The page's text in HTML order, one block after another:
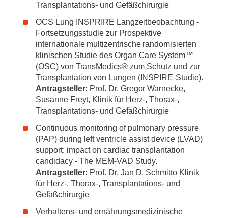
Transplantations- und Gefäßchirurgie
OCS Lung INSPRIRE Langzeitbeobachtung -
Fortsetzungsstudie zur Prospektive
internationale multizentrische randomisierten
klinischen Studie des Organ Care System™
(OSC) von TransMedics® zum Schutz und zur
Transplantation von Lungen (INSPIRE-Studie).
Antragsteller: Prof. Dr. Gregor Warnecke,
Susanne Freyt, Klinik für Herz-, Thorax-,
Transplantations- und Gefäßchirurgie
Continuous monitoring of pulmonary pressure
(PAP) during left ventricle assist device (LVAD)
support: impact on cardiac transplantation
candidacy - The MEM-VAD Study.
Antragsteller: Prof. Dr. Jan D. Schmitto Klinik
für Herz-, Thorax-, Transplantations- und
Gefäßchirurgie
Verhaltens- und ernährungsmedizinische